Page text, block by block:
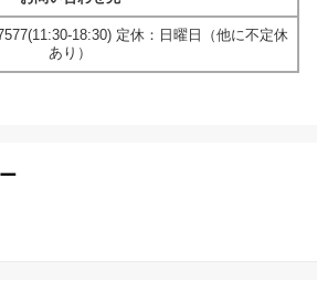
18:30) 定休：日曜日（他に不定休
あり）